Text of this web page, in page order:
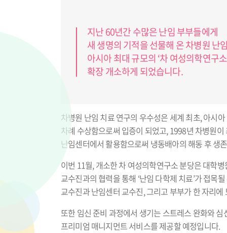
지난 60년간 수많은 난임 부부들에게
새 생명의 기적을 선물해 온 차병원 난
아시아 최대 규모의 ‘차 여성의학연구
확장 개소하게 되었습니다.
차병원 난임 치료 연구의 우수성은 세계 최초, 아시
차례 수상함으로써 입증이 되었고, 1998년 차병원
난임센터에서 활용함으로써 냉동배아의 해동 후 생
이번 11월, 개소한 차 여성의학연구소 분당은 대학
교수진과의 협력을 통해 ‘난임 다학제 치료’가 접목
교수진과 난임센터 교수진, 그리고 부부가 한 자리
또한 임신 준비 과정에서 생기는 스트레스 완화와
프리미엄 매니지먼트 서비스를 제공할 예정입니다.